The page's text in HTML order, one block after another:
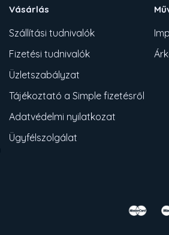
Vásárlás
Szállítási tudnivalók
Fizetési tudnivalók
Üzletszabályzat
Tájékoztató a Simple fizetésről
Adatvédelmi nyilatkozat
Ügyfélszolgálat